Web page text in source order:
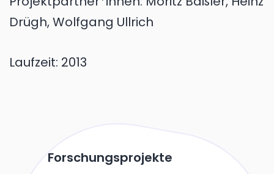
Drügh, Wolfgang Ullrich
Laufzeit: 2013
Forschungsprojekte